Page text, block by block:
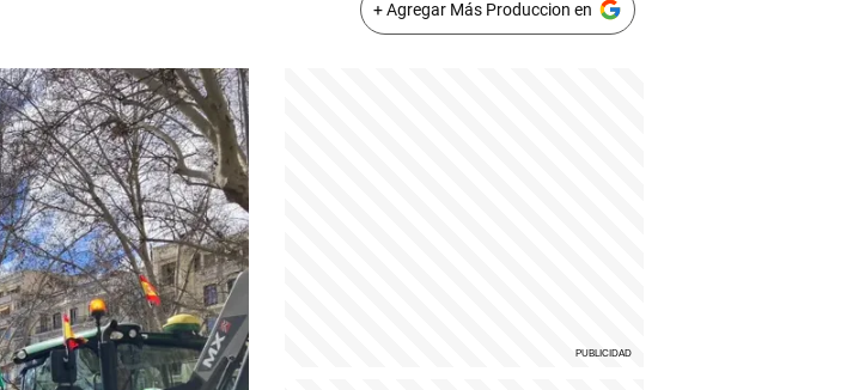
+ Agregar Más Produccion en